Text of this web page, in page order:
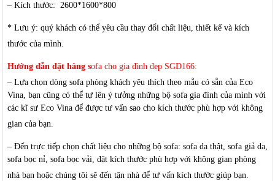
– Kích thước: 2600*1600*800
* Lưu ý: quý khách có thể yêu cầu thay đổi chất liệu, thiết kế và kích
thước của mình.
Hướng dẫn đặt hàng sofa cho gia đình đẹp SGD166:
– Lựa chọn dòng sofa phòng khách yêu thích theo mẫu có sẵn của Eco
Vina, bạn cũng có thể tự lên ý tưởng những bộ sofa gia đình của mình với
các kĩ sư Eco Vina để được tư vấn sao cho kích thước phù hợp với không
gian của bạn.
– Đến trực tiếp chọn chất liệu cho những bộ sofa: sofa da thật, sofa giả da,
sofa bọc nỉ, sofa bọc vải, đặt kích thước phù hợp với không gian phòng
nhà bạn hoặc chúng tôi sẽ đến tận nhà để tư vấn kích thước giúp bạn.